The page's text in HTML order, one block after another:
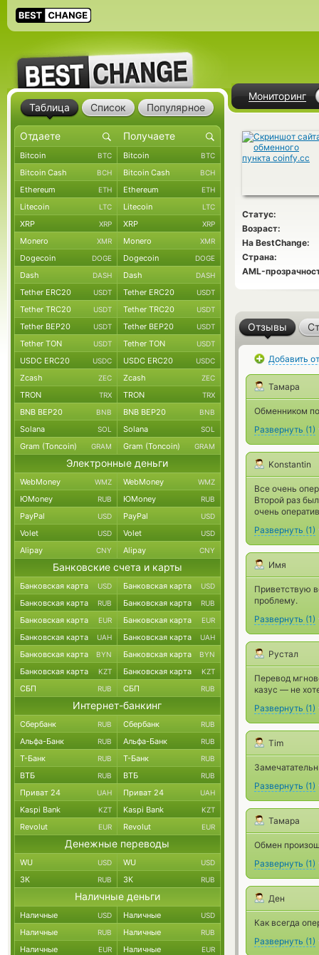
Мониторинг
Статус:
Возраст:
На BestChange:
Страна:
AML-
Отзывы
Добавить
Тамара
Обменником
Развернуть (1)
Konstantin
Все очень
Второй раз
очень
Развернуть (1)
Имя
Приветствую
проблему.
Развернуть (1)
Рустал
Перевод
казус — не
Развернуть (1)
Tim
Развернуть (1)
Тамара
Обмен
Развернуть (1)
Ден
Как всегда
Развернуть (1)
Таблица Список Популярное
Bitcoin BTC Bitcoin BTC
Bitcoin Cash BCH Bitcoin Cash BCH
Ethereum ETH Ethereum ETH
Litecoin LTC Litecoin LTC
XRP XRP XRP XRP
Monero XMR Monero XMR
Dogecoin DOGE Dogecoin DOGE
Dash DASH Dash DASH
Tether ERC20 USDT Tether ERC20 USDT
Tether TRC20 USDT Tether TRC20 USDT
Tether BEP20 USDT Tether BEP20 USDT
Tether TON USDT Tether TON USDT
USDC ERC20 USDC USDC ERC20 USDC
Zcash ZEC Zcash ZEC
TRON TRX TRON TRX
BNB BEP20 BNB BNB BEP20 BNB
Solana SOL Solana SOL
Gram (Toncoin) GRAM Gram (Toncoin) GRAM
Электронные деньги
WebMoney WMZ WebMoney WMZ
ЮMoney RUB ЮMoney RUB
PayPal USD PayPal USD
Volet USD Volet USD
Alipay CNY Alipay CNY
Банковские счета и карты
Банковская карта USD Банковская карта USD
Банковская карта RUB Банковская карта RUB
Банковская карта EUR Банковская карта EUR
Банковская карта UAH Банковская карта UAH
Банковская карта BYN Банковская карта BYN
Банковская карта KZT Банковская карта KZT
СБП RUB СБП RUB
Интернет-банкинг
Сбербанк RUB Сбербанк RUB
Альфа-Банк RUB Альфа-Банк RUB
Т-Банк RUB Т-Банк RUB
ВТБ RUB ВТБ RUB
Приват 24 UAH Приват 24 UAH
Kaspi Bank KZT Kaspi Bank KZT
Revolut EUR Revolut EUR
Денежные переводы
WU USD WU USD
ЗК RUB ЗК RUB
Наличные деньги
Наличные USD Наличные USD
Наличные RUB Наличные RUB
Наличные EUR Наличные EUR